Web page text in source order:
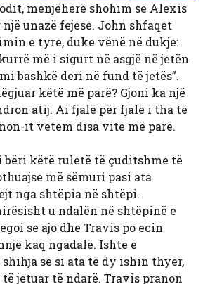
menjëherë shohim se Alexis
një unazë fejese. John shfaqet
e tyre, duke vënë në dukje:
më i sigurt në asgjë në jetën
bashkë deri në fund të jetës”.
këtë më parë? Gjoni ka një
atij. Ai fjalë për fjalë i tha të
it vetëm disa vite më parë.
këtë ruletë të çuditshme të
më sëmuri pasi ata
nga shtëpia në shtëpi.
u ndalën në shtëpinë e
se ajo dhe Travis po ecin
kaq ngadalë. Ishte e
se si ata të dy ishin thyer,
jetuar të ndarë. Travis pranon